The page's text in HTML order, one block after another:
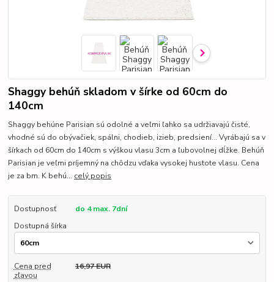
Shaggy behúň skladom v šírke od 60cm do
140cm
Shaggy behúne Parisian sú odolné a veľmi ľahko sa udržiavajú čisté,
vhodné sú do obývačiek, spálni, chodieb, izieb, predsiení... Vyrábajú sa v
šírkach od 60cm do 140cm s výškou vlasu 3cm a ľubovolnej dĺžke. Behúň
Parisian je veľmi príjemný na chôdzu vďaka vysokej hustote vlasu. Cena
je za bm. K behú... celý popis
Dostupnosť
do 4 max. 7dní
Dostupná šírka
Cena pred
zľavou
16,97 EUR